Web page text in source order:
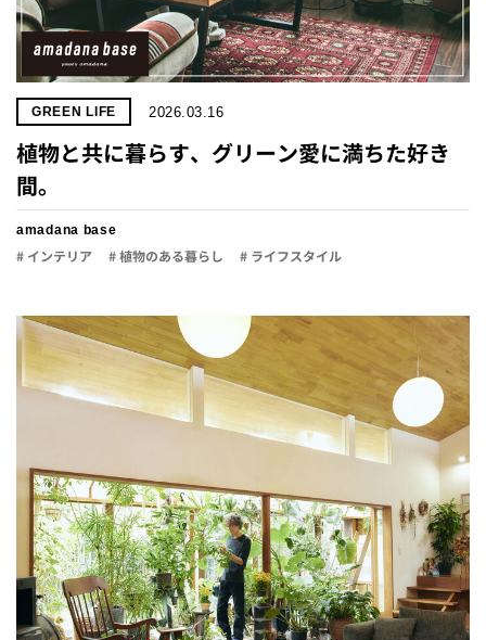
GREEN LIFE 2026.03.16
植物と共に暮らす、グリーン愛に満ちた好き
間。
amadana base
# インテリア # 植物のある暮らし # ライフスタイル